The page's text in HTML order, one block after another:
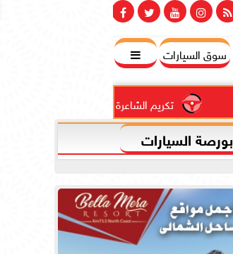
سوق السيارات 
تكريم الشاعرة المغربية عائشة تاقي في مجموعة
بورصة السيارات